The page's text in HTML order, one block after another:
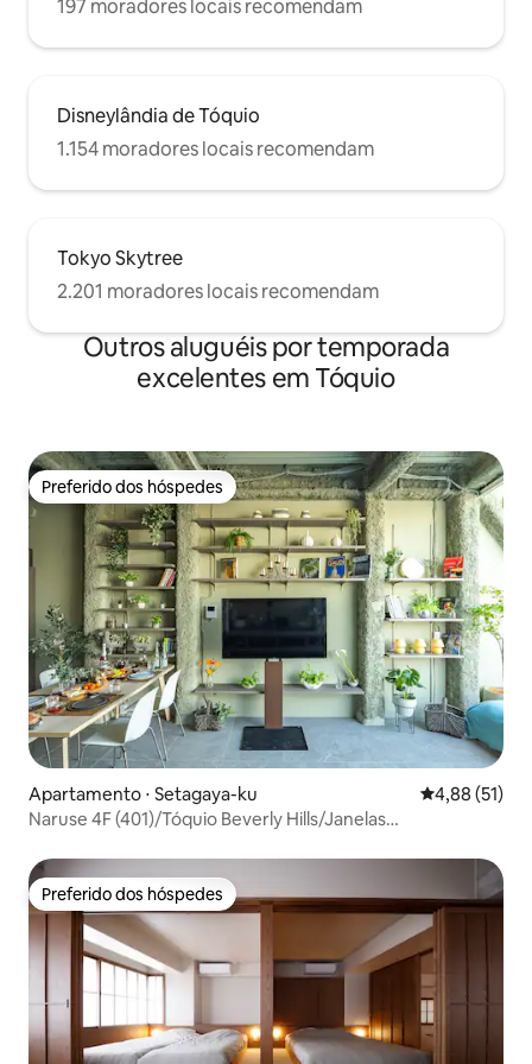
197 moradores locais recomendam
Disneylândia de Tóquio
1.154 moradores locais recomendam
Tokyo Skytree
2.201 moradores locais recomendam
Outros aluguéis por temporada
excelentes em Tóquio
Preferido dos hóspedes
Preferido dos hóspedes
Apartamento ⋅ Setagaya-ku 4,88 de uma
4,88 (51)
Naruse 4F (401)/Tóquio Beverly Hills/Janelas
bonita/Céu/ARTE
Preferido dos hóspedes
Preferido dos hóspedes